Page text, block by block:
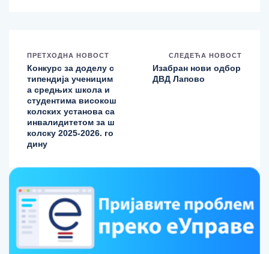
ПРЕТХОДНА НОВОСТ
Конкурс за доделу с
типендија ученицим
а средњих школа и
студентима високош
колских установа са
инвалидитетом за ш
колску 2025-2026. го
дину
СЛЕДЕЋА НОВОСТ
Изабран нови одбор
ДВД Лапово